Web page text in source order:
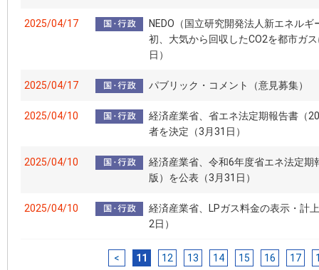
2025/04/17
NEDO（国立研究開発法人新エネル
初、大気から回収したCO2を都市ガ
日）
2025/04/17 パブリック・コメント（意見募集）
2025/04/10
経済産業省、省エネ法定期報告書（
者を決定（3月31日）
2025/04/10
経済産業省、令和6年度省エネ法定
版）を公表（3月31日）
2025/04/10
経済産業省、LPガス料金の表示・計
2日）
< 11 12 13 14 15 16 17